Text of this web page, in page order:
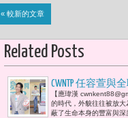
« 較新的文章
Related Posts
CWNTP 任容萱
的成長之路 「愛
開始，把世界變
【應瑋漢
的時代，外貌往往被放
蔽了生命本身的豐富與